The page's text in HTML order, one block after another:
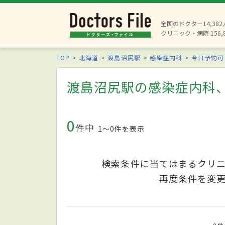
全国のドクター14,382
クリニック・病院
TOP 北海道 渡島沼尻駅 感染症内科 今日予約可
渡島沼尻駅の感染症内科
0件中 1〜0件を表示
検索条件に当てはまるクリ
再度条件を変